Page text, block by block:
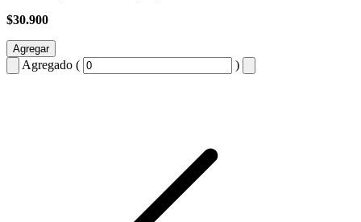
$30.900
Agregar
Agregado ( )